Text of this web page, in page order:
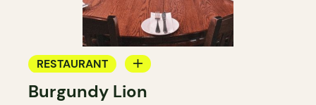
RESTAURANT
MICROBRASSERIE
Burgundy Lion